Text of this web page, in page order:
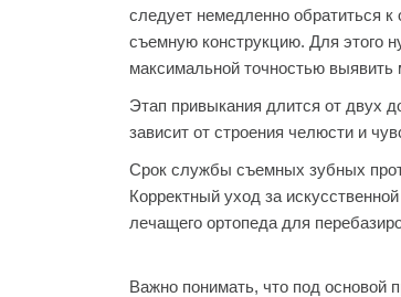
следует немедленно обратиться к
съемную конструкцию. Для этого
максимальной точностью выявить
Этап привыкания длится от двух
зависит от строения челюсти и
Срок службы съемных зубных
Корректный уход за
лечащего ортопеда для
Важно понимать, что под основой